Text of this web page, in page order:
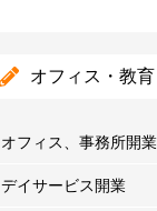
オフィス・教
オフィス、事務所開業
デイサービス開業